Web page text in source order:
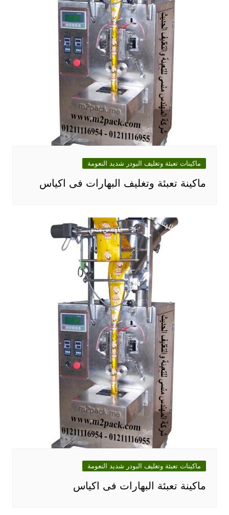
ماكينات تعبئة وتغليف البودر شديد النعومة
ماكينة تعبئة وتغليف البهارات فى اكياس
ماكينات تعبئة وتغليف البودر شديد النعومة
ماكينة تعبئة البهارات فى اكياس